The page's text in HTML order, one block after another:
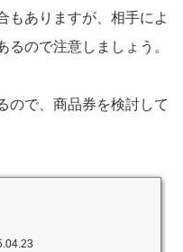
もありますが、相手によ
るので注意しましょう。
ので、商品券を検討して